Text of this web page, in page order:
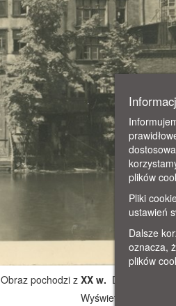
Obraz pochodzi z XX w. Dodano:
Wyświetlono: 5560
plików
Pliki
ustawień
Dalsze
oznacza,
plików